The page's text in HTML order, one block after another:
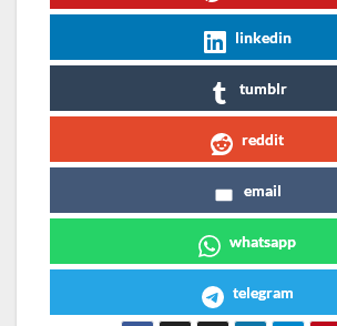
linkedin
tumblr
reddit
email
whatsapp
telegram